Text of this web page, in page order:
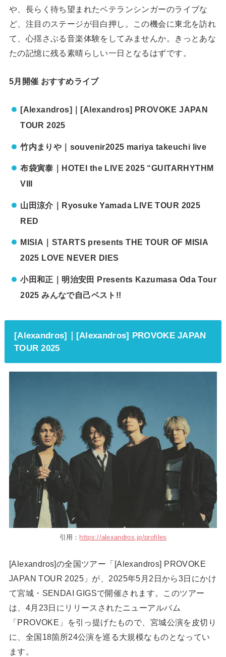
や、長らく待ち望まれたベテランシンガーのライブな
ど、注目のステージが目白押し。この機会に東北を訪れ
て、心揺さぶる音楽体験をしてみませんか。きっとあな
たの記憶に残る素晴らしい一日となるはずです。
5月開催 おすすめライブ
[Alexandros]｜[Alexandros] PROVOKE JAPAN
TOUR 2025
竹内まりや｜souvenir2025 mariya takeuchi live
布袋寅泰 ｜HOTEI the LIVE 2025 “GUITARHYTHM
VIII
山田涼介｜Ryosuke Yamada LIVE TOUR 2025
RED
MISIA｜STARTS presents THE TOUR OF MISIA
2025 LOVE NEVER DIES
小田和正｜明治安田 Presents Kazumasa Oda Tour
2025 みんなで自己ベスト!!
[Alexandros]｜[Alexandros] PROVOKE JAPAN
TOUR 2025
引用： https://alexandros.jp/profiles
[Alexandros]の全国ツアー「[Alexandros] PROVOKE
JAPAN TOUR 2025」が、2025年5月2日から3日にかけ
て宮城・SENDAI GIGSで開催されます。このツアー
は、4月23日にリリースされたニューアルバム
「PROVOKE」を引っ提げたもので、宮城公演を皮切り
に、全国18箇所24公演を巡る大規模なものとなってい
ます。